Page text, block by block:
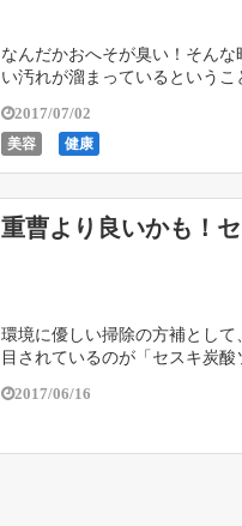
なんだかおへそが臭い！そん
い汚れが溜まっているという
2017/07/02
美容 健康
重曹より良いかも！
環境に優しい掃除の方補とし
目されているのが「セスキ炭
2017/06/16